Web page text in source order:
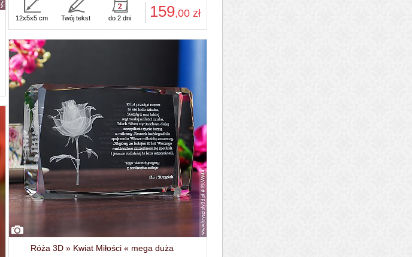
159,00zł
12x5x5 cm Twój tekst do 2 dni
Róża 3D » Kwiat Miłości « mega duża